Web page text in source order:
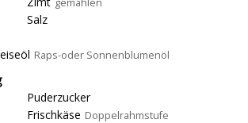
gemahlen
Salz
Raps-oder Sonnenblumenöl
Puderzucker
Frischkäse Doppelrahmstufe